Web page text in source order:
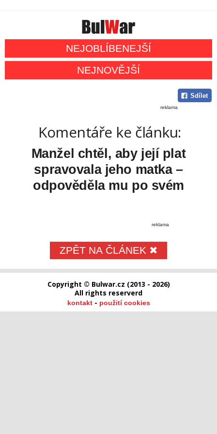
NEJOBLÍBENEJŠÍ
NEJNOVĚJŠÍ
Sdílet
reklama
Komentáře ke článku:
Manžel chtěl, aby její plat
spravovala jeho matka –
odpověděla mu po svém
reklama
ZPĚT NA ČLÁNEK ✖
Copyright © Bulwar.cz (2013 - 2026)
All rights reserverd
kontakt- použití cookies